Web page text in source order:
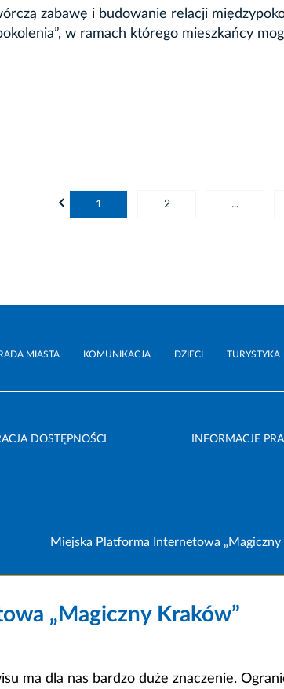
zabawę i budowanie relacji
w ramach którego mieszkańcy
1 2 ...
RADA MIASTA KOMUNIKACJA DZIECI TURYSTYKA
DOSTĘPNOŚCI INFORMACJE
Miejska Platforma Internetowa „Magiczny
„Magiczny Kraków”
ma dla nas bardzo duże znaczenie.